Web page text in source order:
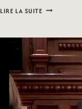
LIRE LA SUITE21/10/04
CITOYENNE